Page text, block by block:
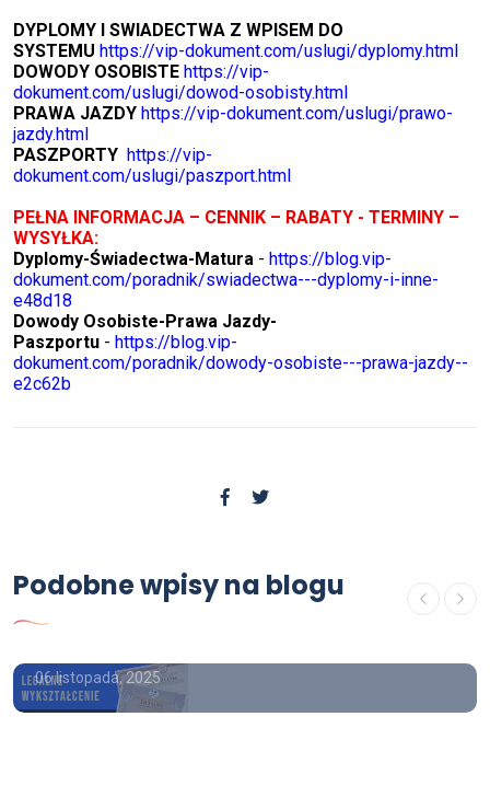
DYPLOMY I SWIADECTWA Z WPISEM DO
SYSTEMU https://vip-dokument.com/uslugi/dyplomy.html
DOWODY OSOBISTE https://vip-
dokument.com/uslugi/dowod-osobisty.html
PRAWA JAZDY https://vip-dokument.com/uslugi/prawo-
jazdy.html
PASZPORTY https://vip-
dokument.com/uslugi/paszport.html
PEŁNA INFORMACJA – CENNIK – RABATY - TERMINY –
WYSYŁKA:
Dyplomy-Świadectwa-Matura - https://blog.vip-
dokument.com/poradnik/swiadectwa---dyplomy-i-inne-
e48d18
Dowody Osobiste-Prawa Jazdy-
Paszportu - https://blog.vip-
dokument.com/poradnik/dowody-osobiste---prawa-jazdy--
e2c62b
Podobne wpisy na blogu
paszport , Gdzie kupić paszport,
kupie paszport.
06 listopada, 2025